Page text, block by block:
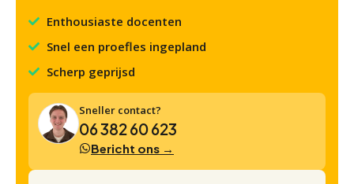
Enthousiaste docenten
Snel een proefles ingepland
Scherp geprijsd
Sneller contact?
06 382 60 623
Bericht ons →